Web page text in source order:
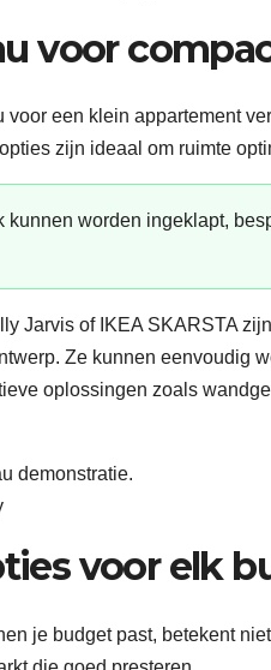
voor
een klein appartement
zijn ideaal om ruimte
kunnen worden ingeklapt,
Jarvis of IKEA SKARSTA
Ze kunnen eenvoudig
oplossingen zoals
voor elk
je budget past, betekent